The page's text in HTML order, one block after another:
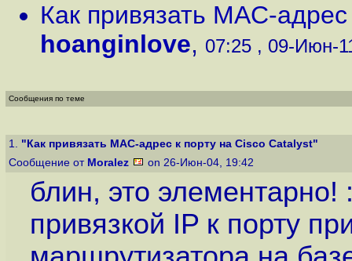
Как привязать MAC-
hoanginlove, 07:25 , 09-Июн-
Сообщения по теме
1. "Как привязать MAC-адрес к порту на Cisco Catalyst"
Сообщение от Moralez on 26-Июн-04, 19:42
блин, это элементарно!
привязкой IP к порту